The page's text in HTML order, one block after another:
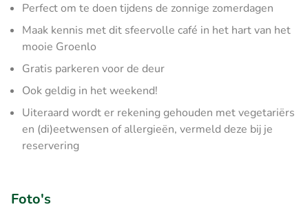
Perfect om te doen tijdens de zonnige zomerdagen
Maak kennis met dit sfeervolle café in het hart van het
mooie Groenlo
Gratis parkeren voor de deur
Ook geldig in het weekend!
Uiteraard wordt er rekening gehouden met vegetariërs
en (di)eetwensen of allergieën, vermeld deze bij je
reservering
Foto's